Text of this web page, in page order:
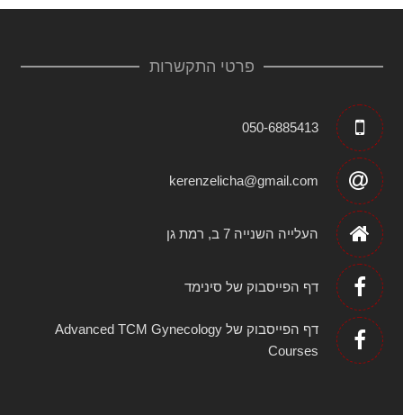
פרטי התקשרות
050-6885413
kerenzelicha@gmail.com
העלייה השנייה 7 ב, רמת גן
דף הפייסבוק של סינימד
דף הפייסבוק של Advanced TCM Gynecology
Courses